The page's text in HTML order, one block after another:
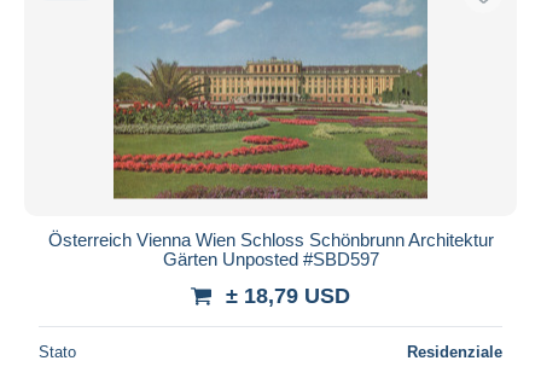
Österreich Vienna Wien Schloss Schönbrunn Architektur
Gärten Unposted #SBD597
± 18,79 USD
Stato Residenziale